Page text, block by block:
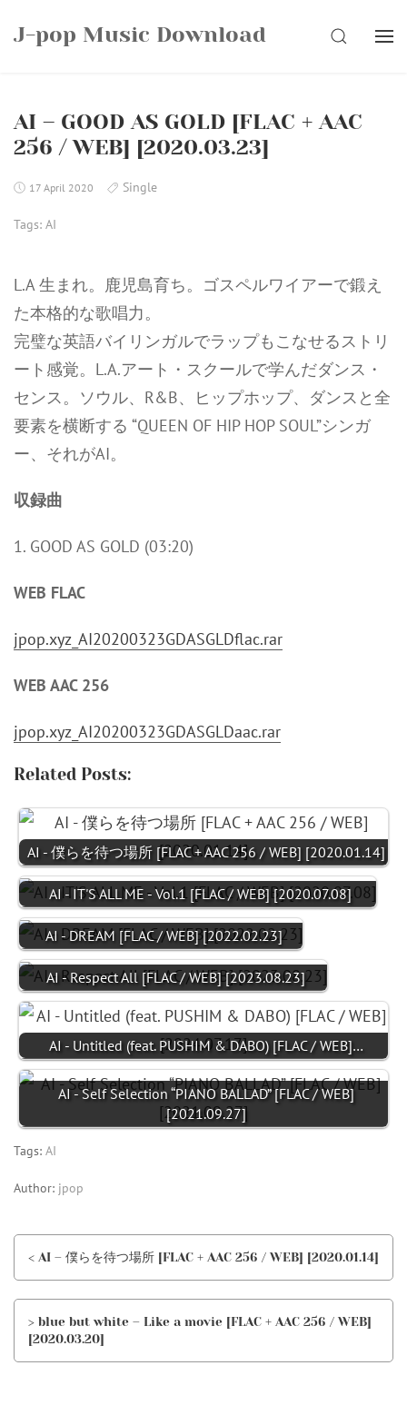
J-pop Music Download SEARCH
AI – GOOD AS GOLD [FLAC + AAC
256 / WEB] [2020.03.23]
17 April 2020 Single
Tags: AI
L.A 生まれ。鹿児島育ち。ゴスペルワイアーで鍛え
た本格的な歌唱力。
完璧な英語バイリンガルでラップもこなせるストリ
ート感覚。L.A.アート・スクールで学んだダンス・
センス。ソウル、R&B、ヒップホップ、ダンスと全
要素を横断する “QUEEN OF HIP HOP SOUL”シンガ
ー、それがAI。
収録曲
1. GOOD AS GOLD (03:20)
WEB FLAC
jpop.xyz_AI20200323GDASGLDflac.rar
WEB AAC 256
jpop.xyz_AI20200323GDASGLDaac.rar
Related Posts:
AI - 僕らを待つ場所 [FLAC + AAC 256 / WEB] [2020.01.14]
AI - IT'S ALL ME - Vol.1 [FLAC / WEB] [2020.07.08]
AI - DREAM [FLAC / WEB] [2022.02.23]
AI - Respect All [FLAC / WEB] [2023.08.23]
AI - Untitled (feat. PUSHIM & DABO) [FLAC / WEB]…
AI - Self Selection “PIANO BALLAD” [FLAC / WEB]
[2021.09.27]
Tags: AI
Author: jpop
< AI – 僕らを待つ場所 [FLAC + AAC 256 / WEB] [2020.01.14]
> blue but white – Like a movie [FLAC + AAC 256 / WEB]
[2020.03.20]